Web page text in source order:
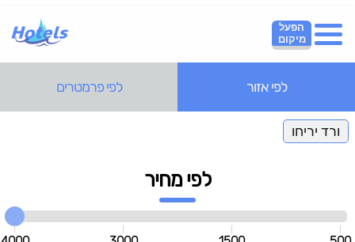
הפעל
מיקום
לפי אזור לפי פרמטרים
ורד יריחו
לפי מחיר